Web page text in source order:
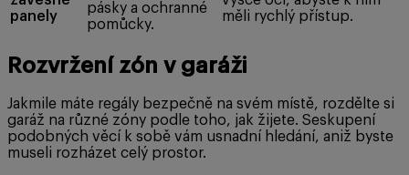
panely
pásky a ochranné
pomůcky.
měli rychlý přístup.
Rozvržení zón v garáži
Jakmile máte regály bezpečně na svém místě, rozdělte si
garáž na různé zóny podle toho, jak žijete. Seskupení
podobných věcí k sobě vám usnadní hledání, aniž byste
museli rozházet celý prostor.